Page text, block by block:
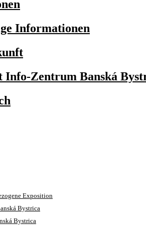
Informationen
Info-Zentrum Banská
Exposition
Bystrica
Bystrica